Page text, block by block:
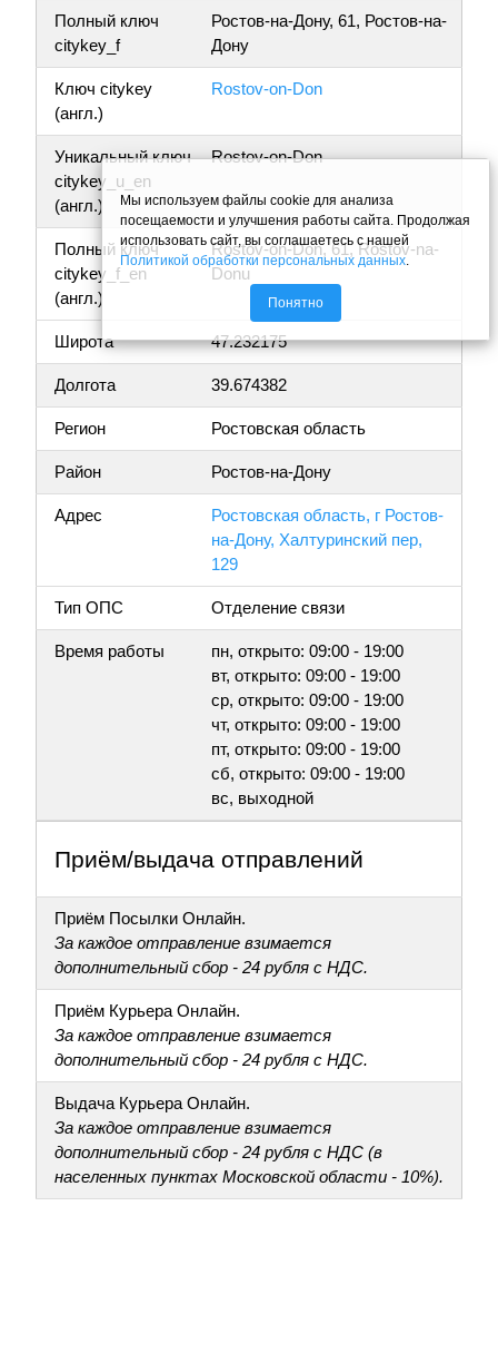
Полный ключ
citykey_f
Ростов-на-Дону, 61, Ростов-на-
Дону
Ключ citykey
(англ.)
Rostov-on-Don
Уникальный ключ
citykey_u_en
(англ.)
Rostov-on-Don
Полный ключ
citykey_f_en
(англ.)
Rostov-on-Don, 61, Rostov-na-
Donu
Широта 47.232175
Долгота 39.674382
Регион Ростовская область
Район Ростов-на-Дону
Адрес
Ростовская область, г Ростов-
на-Дону, Халтуринский пер,
129
Тип ОПС Отделение связи
Время работы
пн, открыто: 09:00 - 19:00
вт, открыто: 09:00 - 19:00
ср, открыто: 09:00 - 19:00
чт, открыто: 09:00 - 19:00
пт, открыто: 09:00 - 19:00
сб, открыто: 09:00 - 19:00
вс, выходной
Приём/выдача отправлений
Приём Посылки Онлайн.
За каждое отправление взимается
дополнительный сбор - 24 рубля с НДС.
Приём Курьера Онлайн.
За каждое отправление взимается
дополнительный сбор - 24 рубля с НДС.
Выдача Курьера Онлайн.
За каждое отправление взимается
дополнительный сбор - 24 рубля с НДС (в
населенных пунктах Московской области - 10%).
Мы используем файлы cookie для анализа
посещаемости и улучшения работы сайта. Продолжая
использовать сайт, вы соглашаетесь с нашей
Политикой обработки персональных данных.
Понятно